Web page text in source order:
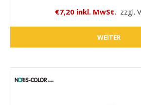
€7,20 inkl. MwSt. zzgl.
WEITER